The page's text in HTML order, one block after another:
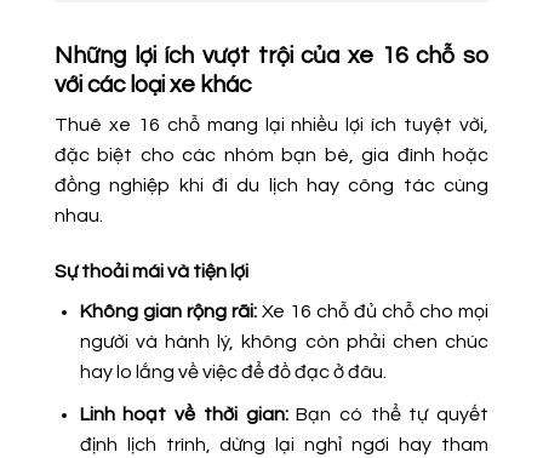
Những lợi ích vượt trội của xe 16 chỗ so
với các loại xe khác
Thuê xe 16 chỗ mang lại nhiều lợi ích tuyệt vời,
đặc biệt cho các nhóm bạn bè, gia đình hoặc
đồng nghiệp khi đi du lịch hay công tác cùng
nhau.
Sự thoải mái và tiện lợi
Không gian rộng rãi:Xe 16 chỗ đủ chỗ cho mọi
người và hành lý, không còn phải chen chúc
hay lo lắng về việc để đồ đạc ở đâu.
Linh hoạt về thời gian:Bạn có thể tự quyết
định lịch trình, dừng lại nghỉ ngơi hay tham